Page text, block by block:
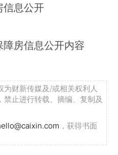
信息公开
房信息公开内容
财新传媒及/或相关权利人
止进行转载、摘编、复制及
，获得书面